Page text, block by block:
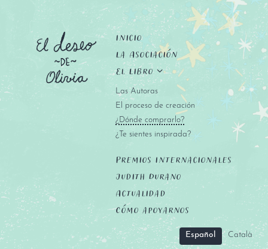
Inicio
La Asociación
El Libro
Las Autoras
El proceso de creación
¿Dónde comprarlo?
¿Te sientes inspirada?
Premios Internacionales
Judith Durano
Actualidad
Cómo apoyarnos
Español Català